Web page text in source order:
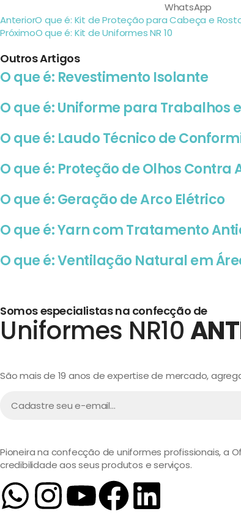
WhatsApp
AnteriorO que é: Kit de Proteção para Cabeça e
PróximoO que é: Kit de Uniformes NR 10
Outros Artigos
O que é: Revestimento Isolante
O que é: Uniforme para Trabalhos
O que é: Laudo Técnico de
O que é: Proteção de Olhos Contra
O que é: Geração de Arco Elétrico
O que é: Yarn com Tratamento
O que é: Ventilação Natural em
Somos especialistas na confecção de
Uniformes NR10
São mais de 19 anos de expertise de mercado,
Pioneira na confecção de uniformes profissionais, a
credibilidade aos seus produtos e serviços.